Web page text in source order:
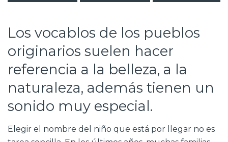
Los vocablos de los pueblos
originarios suelen hacer
referencia a la belleza, a la
naturaleza, además tienen un
sonido muy especial.
Elegir el nombre del niño que está por llegar no es